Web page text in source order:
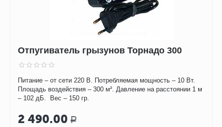
Отпугиватель грызунов Торнадо 300
Питание – от сети 220 В. Потребляемая мощность – 10 Вт.
Площадь воздействия – 300 м². Давление на расстоянии 1 м
– 102 дБ. Вес – 150 гр.
2 490.00 Р